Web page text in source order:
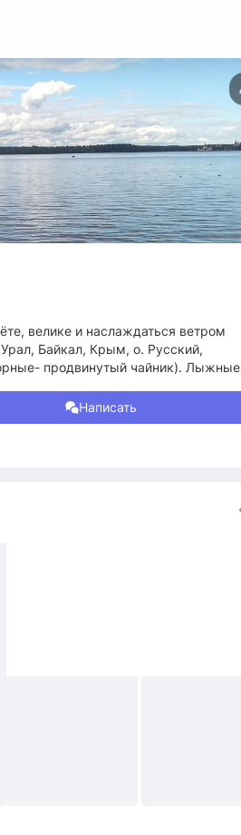
велике и наслаждаться ветром
Байкал, Крым, о. Русский,
продвинутый чайник). Лыжные
активно ведающими жизнь и места
Написать